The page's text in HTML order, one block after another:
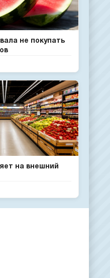
не покупать
на внешний